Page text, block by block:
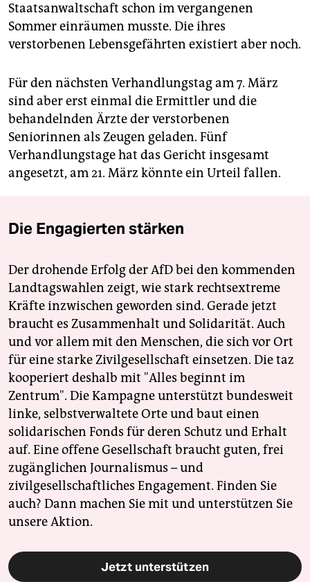
Staatsanwaltschaft schon im vergangenen
Sommer einräumen musste. Die ihres
verstorbenen Lebensgefährten existiert aber noch.
Für den nächsten Verhandlungstag am 7. März
sind aber erst einmal die Ermittler und die
behandelnden Ärzte der verstorbenen
Seniorinnen als Zeugen geladen. Fünf
Verhandlungstage hat das Gericht insgesamt
angesetzt, am 21. März könnte ein Urteil fallen.
Die Engagierten stärken
Der drohende Erfolg der AfD bei den kommenden
Landtagswahlen zeigt, wie stark rechtsextreme
Kräfte inzwischen geworden sind. Gerade jetzt
braucht es Zusammenhalt und Solidarität. Auch
und vor allem mit den Menschen, die sich vor Ort
für eine starke Zivilgesellschaft einsetzen. Die taz
kooperiert deshalb mit "Alles beginnt im
Zentrum". Die Kampagne unterstützt bundesweit
linke, selbstverwaltete Orte und baut einen
solidarischen Fonds für deren Schutz und Erhalt
auf. Eine offene Gesellschaft braucht guten, frei
zugänglichen Journalismus – und
zivilgesellschaftliches Engagement. Finden Sie
auch? Dann machen Sie mit und unterstützen Sie
unsere Aktion.
Jetzt unterstützen